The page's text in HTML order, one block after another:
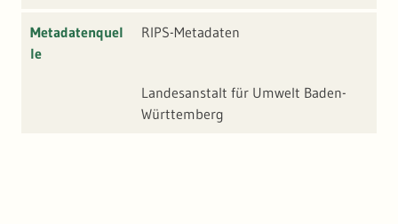
Metadatenquel
le
RIPS-Metadaten
Landesanstalt für Umwelt Baden-
Württemberg